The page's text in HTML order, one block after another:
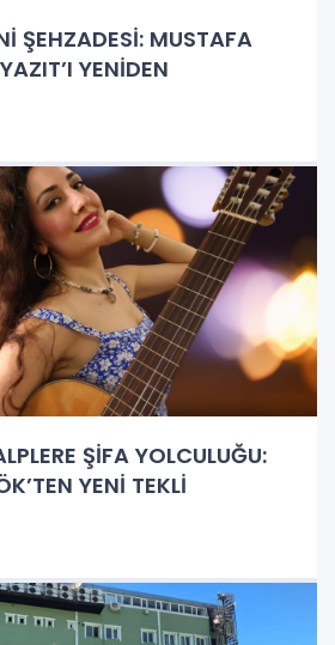
ŞEHZADESİ: MUSTAFA
YENİDEN
ŞİFA YOLCULUĞU:
YENİ TEKLİ